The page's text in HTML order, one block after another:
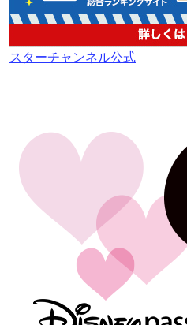
スターチャンネル公式